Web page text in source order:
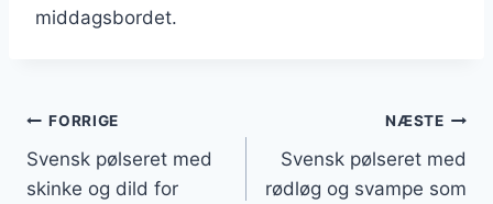
middagsbordet.
Indlægsnavigation
FORRIGE
Svensk pølseret med
skinke og dild for
NÆSTE
Svensk pølseret med
rødløg og svampe som